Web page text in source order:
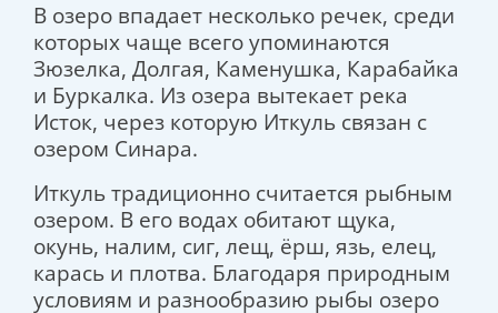
В озеро впадает несколько речек, среди
которых чаще всего упоминаются
Зюзелка, Долгая, Каменушка, Карабайка
и Буркалка. Из озера вытекает река
Исток, через которую Иткуль связан с
озером Синара.
Иткуль традиционно считается рыбным
озером. В его водах обитают щука,
окунь, налим, сиг, лещ, ёрш, язь, елец,
карась и плотва. Благодаря природным
условиям и разнообразию рыбы озеро